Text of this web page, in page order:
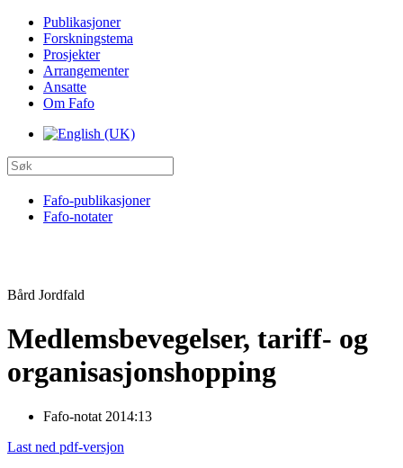
Publikasjoner
Forskningstema
Prosjekter
Arrangementer
Ansatte
Om Fafo
Fafo-publikasjoner
Fafo-notater
Bård Jordfald
Medlemsbevegelser, tariff- og
organisasjonshopping
Fafo-notat 2014:13
Last ned pdf-versjon